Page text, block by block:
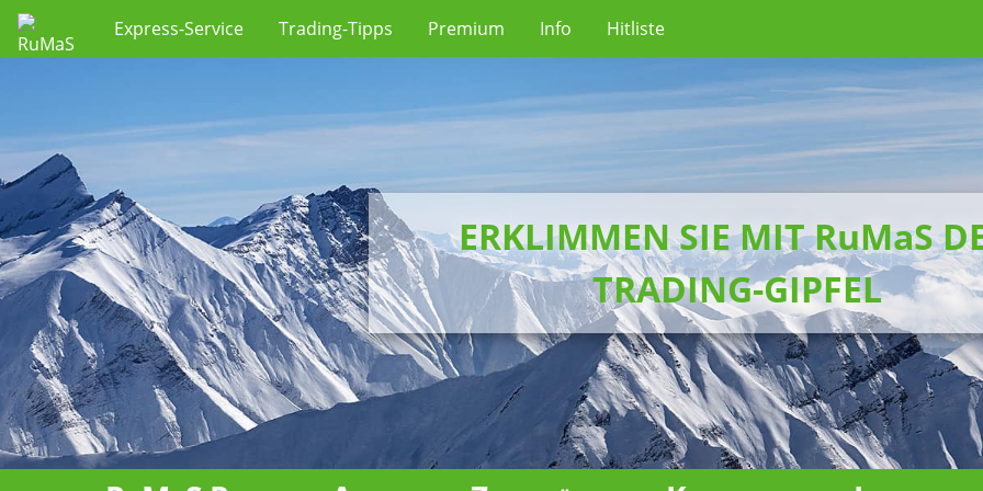
Express-Service Trading-Tipps Premium Info Hitliste
ERKLIMMEN SIE MIT RuMaS
TRADING-GIPFEL